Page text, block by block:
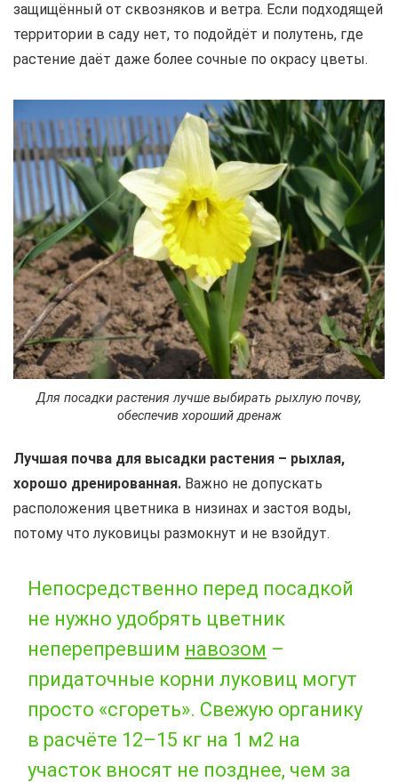
защищённый от сквозняков и ветра. Если подходящей
территории в саду нет, то подойдёт и полутень, где
растение даёт даже более сочные по окрасу цветы.
Для посадки растения лучше выбирать рыхлую почву,
обеспечив хороший дренаж
Лучшая почва для высадки растения – рыхлая,
хорошо дренированная. Важно не допускать
расположения цветника в низинах и застоя воды,
потому что луковицы размокнут и не взойдут.
Непосредственно перед посадкой
не нужно удобрять цветник
неперепревшим навозом –
придаточные корни луковиц могут
просто «сгореть». Свежую органику
в расчёте 12–15 кг на 1 м2 на
участок вносят не позднее, чем за